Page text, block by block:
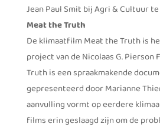
Jean Paul Smit bij Agri & Cultuur
Meat the Truth
De klimaatfilm Meat the Truth is
project van de Nicolaas G. Pierson
Truth is een spraakmakende
gepresenteerd door Marianne
aanvulling vormt op eerdere
films erin geslaagd zijn om de